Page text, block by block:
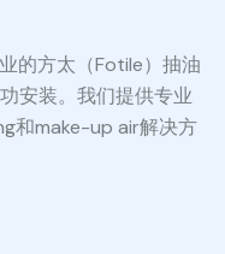
的方太（Fotile）抽油
安装。我们提供专业
和make-up air解决方